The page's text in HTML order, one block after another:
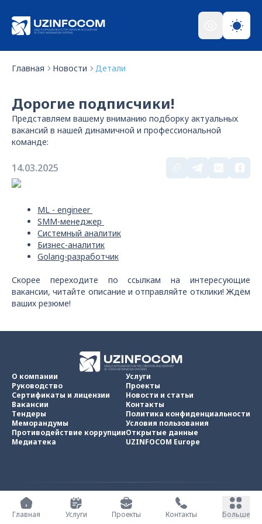
Главная Новости Детали
Дорогие подписчики!
Представляем вашему вниманию подборку актуальных
вакансий в нашей динамичной и профессиональной
команде:
14.03.2025
ML - engineer
SMM-менеджер
Системный аналитик
Бизнес-аналитик
Golang-разработчик
Скорее переходите по ссылкам на интересующие
вакансии, читайте описание и отправляйте отклики! Ждём
ваших резюме!
О компании
Руководство
Сертификаты и лицензии
Вакансии
Тендеры
Меморандумы
Противодействие коррупции
Медиатека
Услуги
Проекты
Новости и статьи
Контакты
Политика конфиденциальности
Условия пользования
Открытые данные
UZINFOCOM Europe
UZINFOCOM © 2002 - 2026
Все права защищены
Главная
Услуги Проекты Контакты Больше